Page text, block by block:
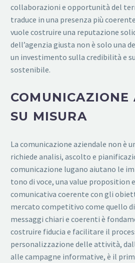
collaborazioni e opportunità del
traduce in una presenza più
vuole costruire una reputazione
dell’agenzia giusta non è solo una
un investimento sulla credibilità e
sostenibile.
COMUNICAZIONE
SU MISURA
La comunicazione aziendale non è
richiede analisi, ascolto e
comunicazione lugano aiutano le
tono di voce, una value proposition
comunicativa coerente con gli
mercato competitivo come quello di
messaggi chiari e coerenti è
costruire fiducia e facilitare il
personalizzazione delle attività,
alle campagne informative, è il